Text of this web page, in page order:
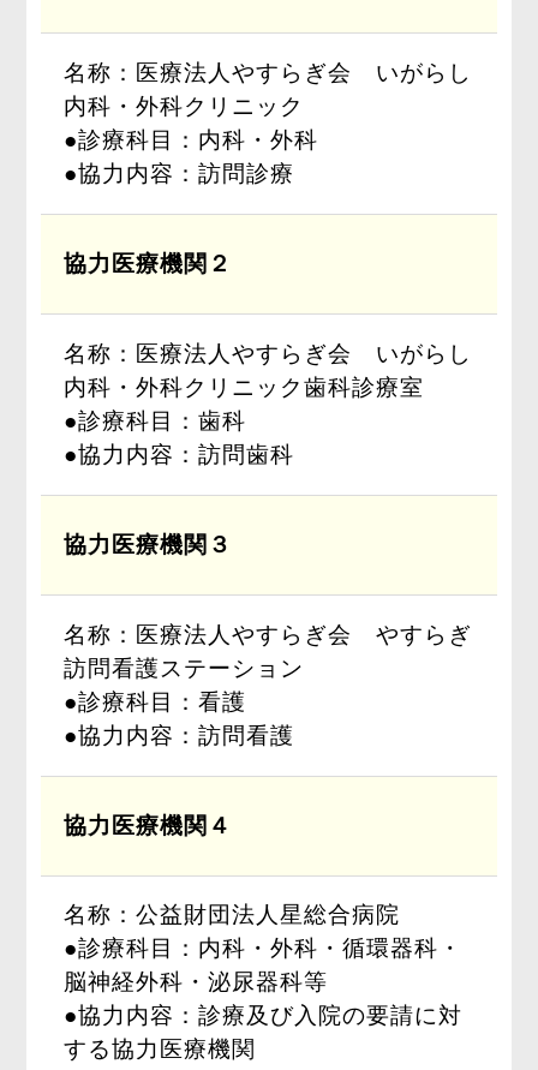
名称：医療法人やすらぎ会 いがらし
内科・外科クリニック
●診療科目：内科・外科
●協力内容：訪問診療
協力医療機関２
名称：医療法人やすらぎ会 いがらし
内科・外科クリニック歯科診療室
●診療科目：歯科
●協力内容：訪問歯科
協力医療機関３
名称：医療法人やすらぎ会 やすらぎ
訪問看護ステーション
●診療科目：看護
●協力内容：訪問看護
協力医療機関４
名称：公益財団法人星総合病院
●診療科目：内科・外科・循環器科・
脳神経外科・泌尿器科等
●協力内容：診療及び入院の要請に対
する協力医療機関